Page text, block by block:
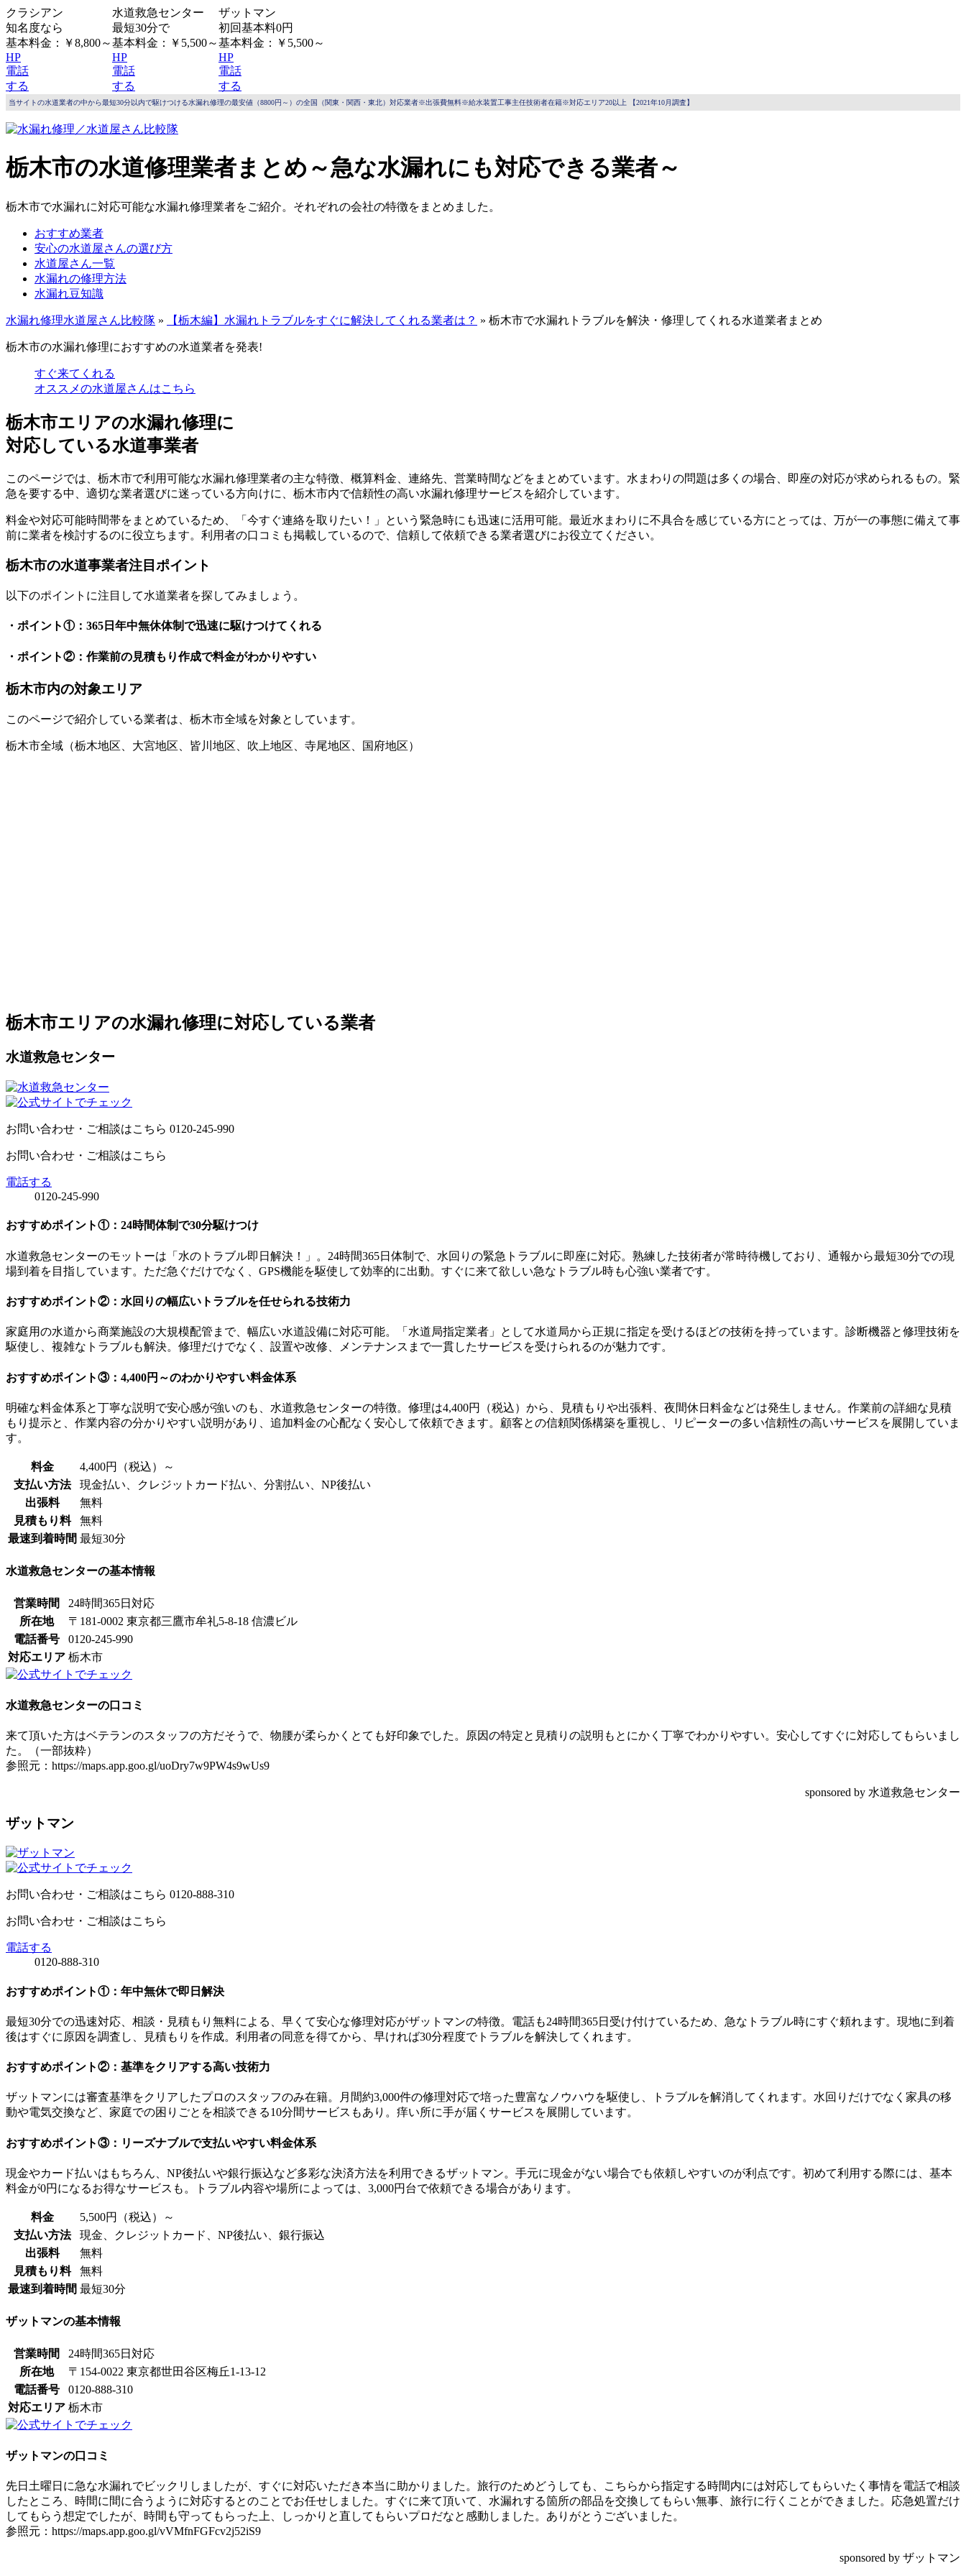
クラシアン
知名度なら
基本料金：￥8,800～
HP
電話
する
水道救急センター
最短30分で
基本料金：￥5,500～
HP
電話
する
ザットマン
初回基本料0円
基本料金：￥5,500～
HP
電話
する
当サイトの水道業者の中から最短30分以内で駆けつける水漏れ修理の最安値（8800円～）の全国（関東・関西・東北）対応業者※出張費無料※給水装置工事主任技術者在籍※対応エリア20以上 【2021年10月調査】
栃木市の水道修理業者まとめ～急な水漏れにも対応できる業者～
栃木市で水漏れに対応可能な水漏れ修理業者をご紹介。それぞれの会社の特徴をまとめました。
おすすめ業者
安心の水道屋さんの選び方
水道屋さん一覧
水漏れの修理方法
水漏れ豆知識
水漏れ修理水道屋さん比較隊 » 【栃木編】水漏れトラブルをすぐに解決してくれる業者は？ » 栃木市で水漏れトラブルを解決・修理してくれる水道業者まとめ
栃木市の水漏れ修理におすすめの水道業者を発表!
すぐ来てくれる
オススメの水道屋さんはこちら
栃木市エリアの水漏れ修理に
対応している水道事業者
このページでは、栃木市で利用可能な水漏れ修理業者の主な特徴、概算料金、連絡先、営業時間などをまとめています。水まわりの問題は多くの場合、即座の対応が求められるもの。緊
急を要する中、適切な業者選びに迷っている方向けに、 栃木市内で信頼性の高い水漏れ修理サービスを紹介 しています。
料金や対応可能時間帯をまとめているため、「今すぐ連絡を取りたい！」という緊急時にも迅速に活用可能。最近水まわりに不具合を感じている方にとっては、万が一の事態に備えて事
前に業者を検討するのに役立ちます。利用者の口コミも掲載しているので、信頼して依頼できる業者選びにお役立てください。
栃木市の水道事業者注目ポイント
以下のポイントに注目して水道業者を探してみましょう。
・ポイント①：365日年中無休体制で迅速に駆けつけてくれる
・ポイント②：作業前の見積もり作成で料金がわかりやすい
栃木市内の対象エリア
このページで紹介している業者は、栃木市全域を対象としています。
栃木市全域（栃木地区、大宮地区、皆川地区、吹上地区、寺尾地区、国府地区）
栃木市エリアの水漏れ修理に対応している業者
水道救急センター
お問い合わせ・ご相談はこちら 0120-245-990
お問い合わせ・ご相談はこちら
電話する
0120-245-990
おすすめポイント①：24時間体制で30分駆けつけ
水道救急センターのモットーは「水のトラブル即日解決！」。24時間365日体制で、水回りの緊急トラブルに即座に対応。熟練した技術者が常時待機しており、通報から最短30分での現
場到着を目指しています。ただ急ぐだけでなく、 GPS機能を駆使して効率的に出動。すぐに来て欲しい急なトラブル時も心強い業者です。
おすすめポイント②：水回りの幅広いトラブルを任せられる技術力
家庭用の水道から商業施設の大規模配管まで、幅広い水道設備に対応可能。 「水道局指定業者」として水道局から正規に指定を受けるほどの技術を持っています。診断機器と修理技術を
駆使し、複雑なトラブルも解決。修理だけでなく、設置や改修、メンテナンスまで一貫したサービスを受けられるのが魅力です。
おすすめポイント③：4,400円～のわかりやすい料金体系
明確な料金体系と丁寧な説明で安心感が強いのも、水道救急センターの特徴。 修理は4,400円（税込）から、見積もりや出張料、夜間休日料金などは発生しません。作業前の詳細な見積
もり提示と、作業内容の分かりやすい説明があり、追加料金の心配なく安心して依頼できます。顧客との信頼関係構築を重視し、リピーターの多い信頼性の高いサービスを展開していま
す。
料金
4,400円（税込）～
支払い方法
現金払い、クレジットカード払い、分割払い、NP後払い
出張料
無料
見積もり料
無料
最速到着時間 最短30分
水道救急センターの基本情報
営業時間
24時間365日対応
所在地
〒181-0002 東京都三鷹市牟礼5-8-18 信濃ビル
電話番号
0120-245-990
対応エリア 栃木市
水道救急センターの口コミ
来て頂いた方はベテランのスタッフの方だそうで、物腰が柔らかくとても好印象でした。原因の特定と見積りの説明もとにかく丁寧でわかりやすい。安心してすぐに対応してもらいまし
た。（一部抜粋）
参照元：https://maps.app.goo.gl/uoDry7w9PW4s9wUs9
sponsored by 水道救急センター
ザットマン
お問い合わせ・ご相談はこちら 0120-888-310
お問い合わせ・ご相談はこちら
電話する
0120-888-310
おすすめポイント①：年中無休で即日解決
最短30分での迅速対応、相談・見積もり無料による、早くて安心な修理対応がザットマンの特徴。電話も24時間365日受け付けているため、急なトラブル時にすぐ頼れます。現地に到着
後はすぐに原因を調査し、見積もりを作成。利用者の同意を得てから、早ければ30分程度でトラブルを解決してくれます。
おすすめポイント②：基準をクリアする高い技術力
ザットマンには審査基準をクリアしたプロのスタッフのみ在籍。 月間約3,000件の修理対応で培った豊富なノウハウを駆使 し、トラブルを解消してくれます。水回りだけでなく家具の移
動や電気交換など、家庭での困りごとを相談できる10分間サービスもあり。痒い所に手が届くサービスを展開しています。
おすすめポイント③：リーズナブルで支払いやすい料金体系
現金やカード払いはもちろん、NP後払いや銀行振込など多彩な決済方法を利用できるザットマン。手元に現金がない場合でも依頼しやすいのが利点です。 初めて利用する際には、基本
料金が0円 になるお得なサービスも。トラブル内容や場所によっては、3,000円台で依頼できる場合があります。
料金
5,500円（税込）～
支払い方法
現金、クレジットカード、NP後払い、銀行振込
出張料
無料
見積もり料
無料
最速到着時間 最短30分
ザットマンの基本情報
営業時間
24時間365日対応
所在地
〒154-0022 東京都世田谷区梅丘1-13-12
電話番号
0120-888-310
対応エリア 栃木市
ザットマンの口コミ
先日土曜日に急な水漏れでビックリしましたが、すぐに対応いただき本当に助かりました。旅行のためどうしても、こちらから指定する時間内には対応してもらいたく事情を電話で相談
したところ、時間に間に合うように対応するとのことでお任せしました。すぐに来て頂いて、水漏れする箇所の部品を交換してもらい無事、旅行に行くことができました。応急処置だけ
してもらう想定でしたが、時間も守ってもらった上、しっかりと直してもらいプロだなと感動しました。ありがとうございました。
参照元：https://maps.app.goo.gl/vVMfnFGFcv2j52iS9
sponsored by ザットマン